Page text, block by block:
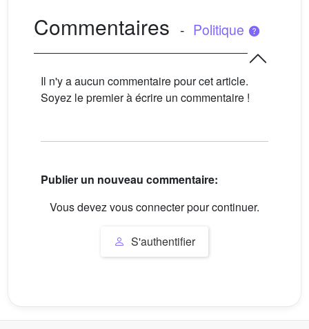
Commentaires - Politique
Il n'y a aucun commentaire pour cet article.
Soyez le premier à écrire un commentaire !
Publier un nouveau commentaire:
Vous devez vous connecter pour continuer.
S'authentifier